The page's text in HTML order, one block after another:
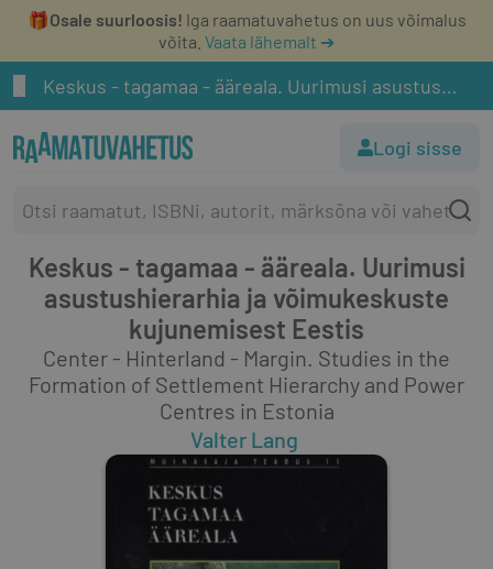
🎁Osale suurloosis! Iga raamatuvahetus on uus võimalus
võita. Vaata lähemalt ➔
Keskus - tagamaa - ääreala. Uurimusi asustushierarhia ja võimukeskuste kujunemisest Eestis
Logi sisse
Keskus - tagamaa - ääreala. Uurimusi
asustushierarhia ja võimukeskuste
kujunemisest Eestis
Center - Hinterland - Margin. Studies in the
Formation of Settlement Hierarchy and Power
Centres in Estonia
Valter Lang